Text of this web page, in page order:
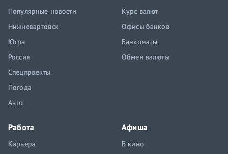
Популярные новости
Нижневартовск
Югра
Россия
Спецпроекты
Погода
Авто
Курс валют
Офисы банков
Банкоматы
Обмен валюты
Работа
Карьера
Афиша
В кино